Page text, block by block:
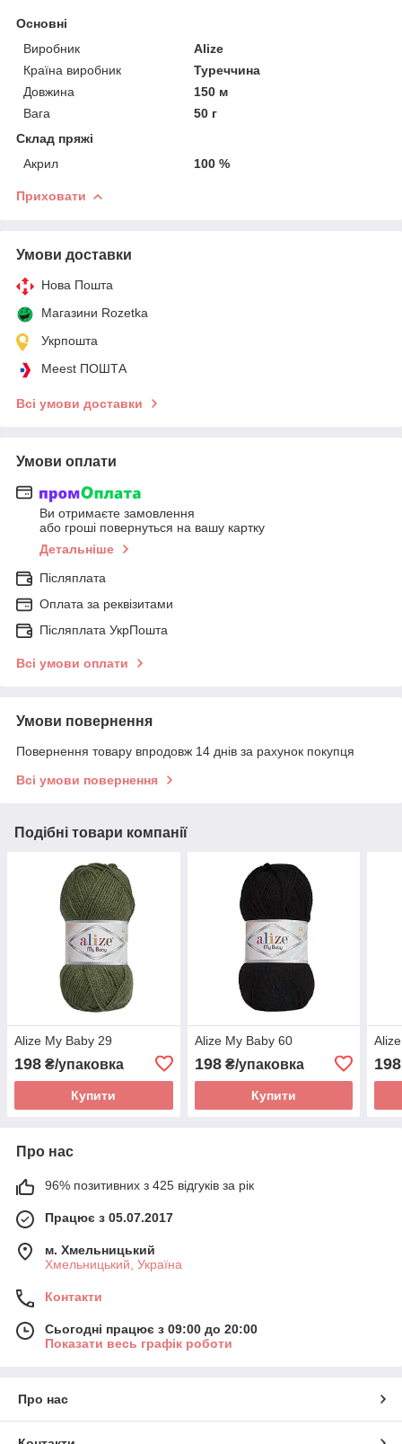
Основні
Виробник
Alize
Країна виробник
Туреччина
Довжина
150 м
Вага
50 г
Склад пряжі
Акрил
100 %
Приховати
Умови доставки
Нова Пошта
Магазини Rozetka
Укрпошта
Meest ПОШТА
Всі умови доставки
Умови оплати
Ви отримаєте замовлення
або гроші повернуться на вашу картку
Детальніше
Післяплата
Оплата за реквізитами
Післяплата УкрПошта
Всі умови оплати
Умови повернення
Повернення товару впродовж 14 днів за рахунок покупця
Всі умови повернення
Подібні товари компанії
Alize My Baby 29
198 ₴/упаковка
Купити
Alize My Baby 60
198₴/упаковка
Купити
198
Про нас
96% позитивних з 425 відгуків за рік
Працює з 05.07.2017
м. Хмельницький
Хмельницький, Україна
Контакти
Сьогодні працює з 09:00 до 20:00
Показати весь графік роботи
Про нас